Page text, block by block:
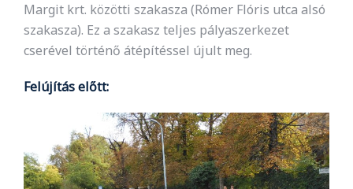
Margit krt. közötti szakasza (Rómer Flóris utca alsó
szakasza). Ez a szakasz teljes pályaszerkezet
cserével történő átépítéssel újult meg.
Felújítás előtt: